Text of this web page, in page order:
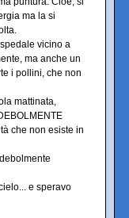
ma la si
vicino a
ma anche un
i pollini, che non
mattinata,
che non esiste in
e speravo